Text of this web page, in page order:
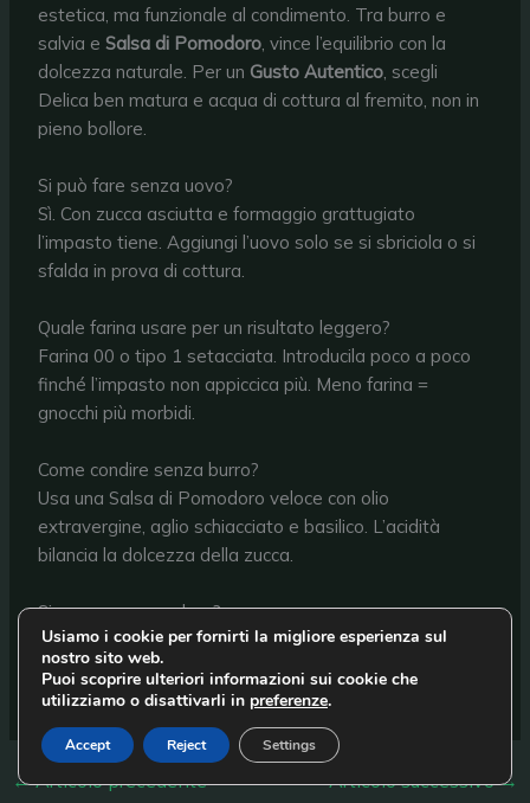
estetica, ma funzionale al condimento. Tra burro e
salvia eSalsa di Pomodoro, vince l’equilibrio con la
dolcezza naturale. Per un Gusto Autentico, scegli
Delica ben matura e acqua di cottura al fremito, non in
pieno bollore.
Si può fare senza uovo?
Sì. Con zucca asciutta e formaggio grattugiato
l’impasto tiene. Aggiungi l’uovo solo se si sbriciola o si
sfalda in prova di cottura.
Quale farina usare per un risultato leggero?
Farina 00 o tipo 1 setacciata. Introducila poco a poco
finché l’impasto non appiccica più. Meno farina =
gnocchi più morbidi.
Come condire senza burro?
Usa una Salsa di Pomodoro veloce con olio
extravergine, aglio schiacciato e basilico. L’acidità
bilancia la dolcezza della zucca.
Si possono congelare?
Sì. Disponili su teglia infarinata, congela e poi trasferisci
in sacchetti. Cuoci direttamente da congelati in acqua
bollente salata.
←Articolo precedente Articolo successivo→
Usiamo i cookie per fornirti la migliore esperienza sul
nostro sito web.
Puoi scoprire ulteriori informazioni sui cookie che
utilizziamo o disattivarli in preferenze.
Accept Reject Settings